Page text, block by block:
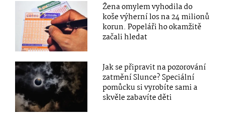
Žena omylem vyhodila do
koše výherní los na 24 milionů
korun. Popeláři ho okamžitě
začali hledat
Jak se připravit na pozorování
zatmění Slunce? Speciální
pomůcku si vyrobíte sami a
skvěle zabavíte děti